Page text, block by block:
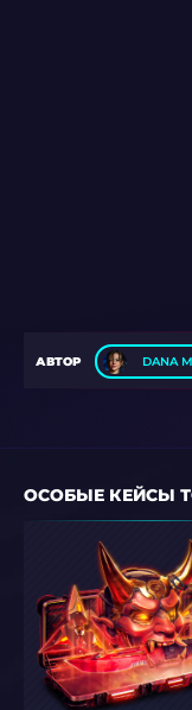
АВТОР DANA
ОСОБЫЕ КЕЙСЫ